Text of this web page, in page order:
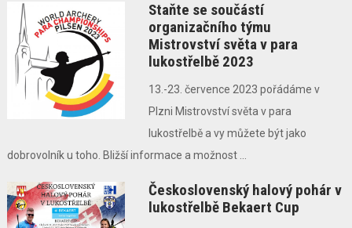
Staňte se součástí
organizačního týmu
Mistrovství světa v para
lukostřelbě 2023
13.-23. července 2023 pořádáme v
Plzni Mistrovství světa v para
lukostřelbě a vy můžete být jako
dobrovolník u toho. Bližší informace a možnost ...
Československý halový pohár v
lukostřelbě Bekaert Cup